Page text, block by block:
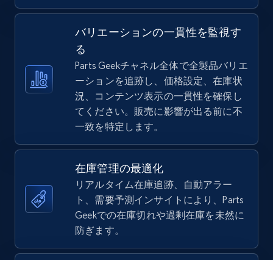
TikTok Shop
URL, Title, Available, Description, Currency, Initial
price, Final price, Discount percent, and more.
5.4K+ 668+ 今すぐ始める
URL, Title, Available, Description, Currency, Initial
price, Final price, Discount percent, and more.
5.4K+ 668+ 今すぐ始める
バリエーションの一貫性を監視す
る
Parts Geekチャネル全体で全製品バリエ
ーションを追跡し、価格設定、在庫状
況、コンテンツ表示の一貫性を確保し
てください。販売に影響が出る前に不
一致を特定します。
在庫管理の最適化
リアルタイム在庫追跡、自動アラー
ト、需要予測インサイトにより、Parts
Geekでの在庫切れや過剰在庫を未然に
防ぎます。